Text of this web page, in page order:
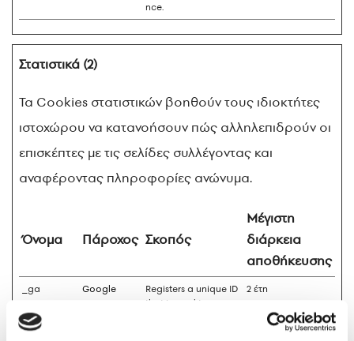
nce.
Στατιστικά (2)
Τα Cookies στατιστικών βοηθούν τους ιδιοκτήτες
ιστοχώρου να κατανοήσουν πώς αλληλεπιδρούν οι
επισκέπτες με τις σελίδες συλλέγοντας και
αναφέροντας πληροφορίες ανώνυμα.
Όνομα Πάροχος Σκοπός
Μέγιστη
διάρκεια
αποθήκευσης
_ga Google
Registers a unique ID
that is used to gener
2 έτη